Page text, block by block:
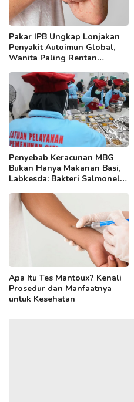
Pakar IPB Ungkap Lonjakan
Penyakit Autoimun Global,
Wanita Paling Rentan
Penyebab Keracunan MBG
Bukan Hanya Makanan Basi,
Labkesda: Bakteri Salmonella
Apa Itu Tes Mantoux? Kenali
Prosedur dan Manfaatnya
untuk Kesehatan